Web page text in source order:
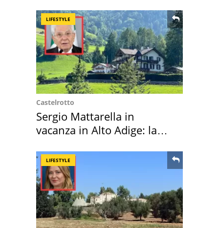
LIFESTYLE
Castelrotto
Sergio Mattarella in
vacanza in Alto Adige: la
LIFESTYLE